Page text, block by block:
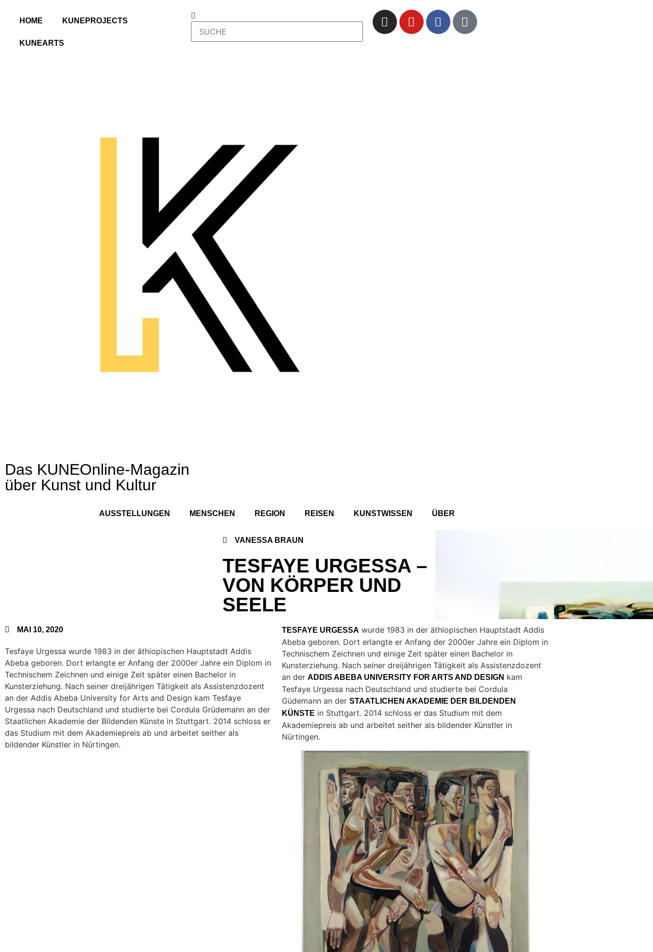
HOME KUNEPROJECTS
KUNEARTS
Das KUNEOnline-Magazin
über Kunst und Kultur
AUSSTELLUNGEN MENSCHEN REGION REISEN KUNSTWISSEN ÜBER
VANESSA BRAUN
TESFAYE URGESSA –
VON KÖRPER UND
SEELE
MAI 10, 2020
Tesfaye Urgessa wurde 1983 in der äthiopischen Hauptstadt Addis
Abeba geboren. Dort erlangte er Anfang der 2000er Jahre ein Diplom in
Technischem Zeichnen und einige Zeit später einen Bachelor in
Kunsterziehung. Nach seiner dreijährigen Tätigkeit als Assistenzdozent
an der Addis Abeba University for Arts and Design kam Tesfaye
Urgessa nach Deutschland und studierte bei Cordula Grüdemann an der
Staatlichen Akademie der Bildenden Künste in Stuttgart. 2014 schloss er
das Studium mit dem Akademiepreis ab und arbeitet seither als
bildender Künstler in Nürtingen.
TESFAYE URGESSA wurde 1983 in der äthiopischen Hauptstadt Addis
Abeba geboren. Dort erlangte er Anfang der 2000er Jahre ein Diplom in
Technischem Zeichnen und einige Zeit später einen Bachelor in
Kunsterziehung. Nach seiner dreijährigen Tätigkeit als Assistenzdozent
an der ADDIS ABEBA UNIVERSITY FOR ARTS AND DESIGN kam
Tesfaye Urgessa nach Deutschland und studierte bei Cordula
Güdemann an der STAATLICHEN AKADEMIE DER BILDENDEN
KÜNSTE in Stuttgart. 2014 schloss er das Studium mit dem
Akademiepreis ab und arbeitet seither als bildender Künstler in
Nürtingen.